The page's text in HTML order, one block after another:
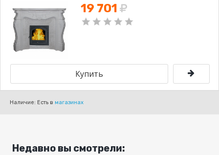
19 701
Наличие: Есть в магазинах
Недавно вы смотрели: